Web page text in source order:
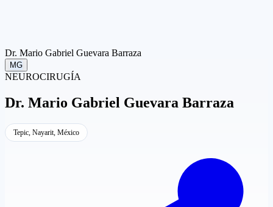
Dr. Mario Gabriel Guevara Barraza
MG
NEUROCIRUGÍA
Dr. Mario Gabriel Guevara Barraza
Tepic, Nayarit, México